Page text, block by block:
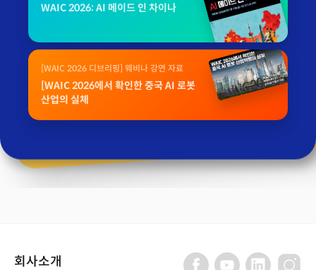
WAIC 2026: AI 메이드 인 차이나
[WAIC 2026 디브리핑] 웨비나 강연 자료
[WAIC 2026에서 확인한 중국 AI 로봇
산업의 실체
회사소개